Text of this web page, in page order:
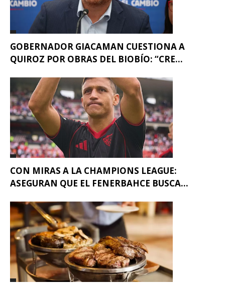
GOBERNADOR GIACAMAN CUESTIONA A
QUIROZ POR OBRAS DEL BIOBÍO: “CRE...
CON MIRAS A LA CHAMPIONS LEAGUE:
ASEGURAN QUE EL FENERBAHCE BUSCA...